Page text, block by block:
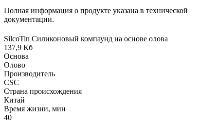
Полная информация о продукте указана в технической
документации.
SilcoTin Силиконовый компаунд на основе олова
137,9 Кб
Основа
Олово
Производитель
CSC
Страна происхождения
Китай
Время жизни, мин
40